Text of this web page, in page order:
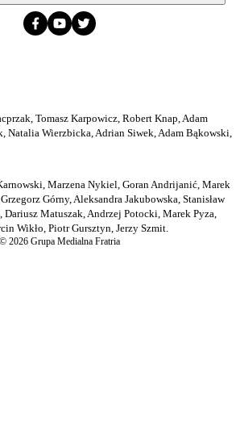
Tomasz Karpowicz, Robert Knap, Adam
Natalia Wierzbicka, Adrian Siwek, Adam Bąkowski,
Marzena Nykiel, Goran Andrijanić, Marek
Górny, Aleksandra Jakubowska, Stanisław
Matuszak, Andrzej Potocki, Marek Pyza,
Wikło, Piotr Gursztyn, Jerzy Szmit.
© 2026 Grupa Medialna Fratria